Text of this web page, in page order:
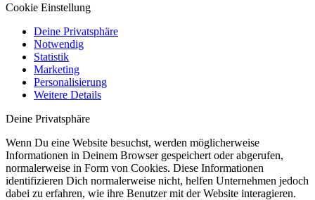
Cookie Einstellung
Deine Privatsphäre
Notwendig
Statistik
Marketing
Personalisierung
Weitere Details
Deine Privatsphäre
Wenn Du eine Website besuchst, werden möglicherweise
Informationen in Deinem Browser gespeichert oder abgerufen,
normalerweise in Form von Cookies. Diese Informationen
identifizieren Dich normalerweise nicht, helfen Unternehmen jedoch
dabei zu erfahren, wie ihre Benutzer mit der Website interagieren.